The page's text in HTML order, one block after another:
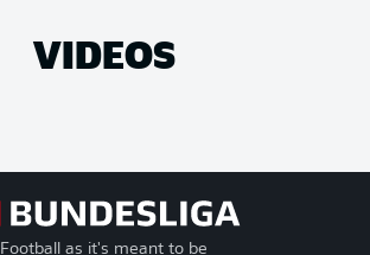
VIDEOS
Football as it's meant to be